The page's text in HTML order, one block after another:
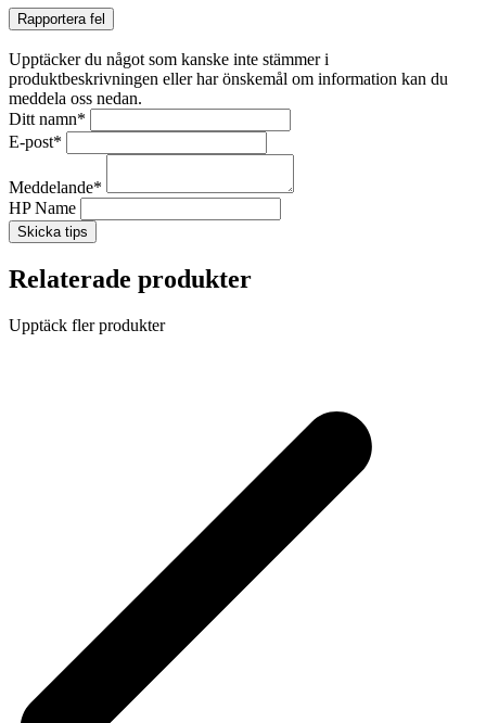
Rapportera fel
Upptäcker du något som kanske inte stämmer i
produktbeskrivningen eller har önskemål om information kan du
meddela oss nedan.
Ditt namn*
E-post*
Meddelande*
HP Name
Skicka tips
Relaterade produkter
Upptäck fler produkter